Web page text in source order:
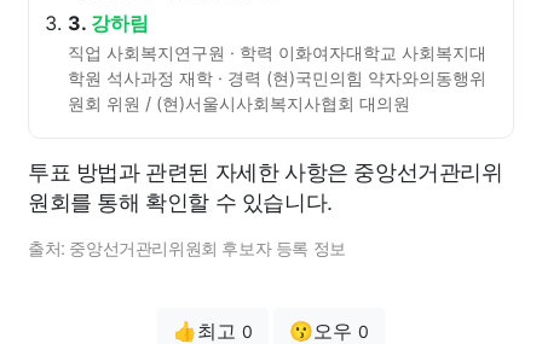
3. 강하림
직업 사회복지연구원 · 학력 이화여자대학교 사회복지대
학원 석사과정 재학 · 경력 (현)국민의힘 약자와의동행위
원회 위원 / (현)서울시사회복지사협회 대의원
투표 방법과 관련된 자세한 사항은 중앙선거관리위
원회를 통해 확인할 수 있습니다.
출처: 중앙선거관리위원회 후보자 등록 정보
👍최고 0 😗오우 0